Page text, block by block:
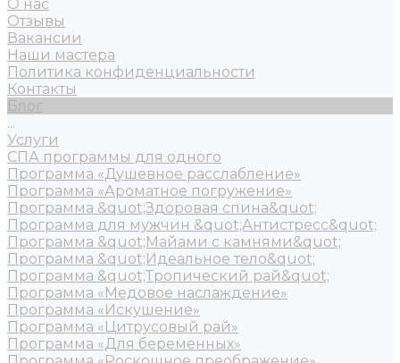
О нас
Отзывы
Вакансии
Наши мастера
Политика конфиденциальности
Контакты
Блог
...
Услуги
СПА программы для одного
Программа «Душевное расслабление»
Программа «Ароматное погружение»
Программа &quot;Здоровая спина&quot;
Программа для мужчин &quot;Антистресс&quot;
Программа &quot;Майами с камнями&quot;
Программа &quot;Идеальное тело&quot;
Программа &quot;Тропический рай&quot;
Программа «Медовое наслаждение»
Программа «Искушение»
Программа «Цитрусовый рай»
Программа «Для беременных»